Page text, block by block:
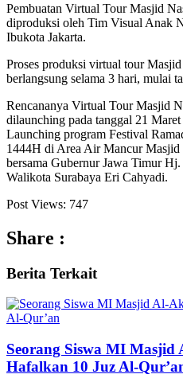
Pembuatan Virtual Tour Masjid
diproduksi oleh Tim Visual Anak
Ibukota Jakarta.
Proses produksi virtual tour
berlangsung selama 3 hari, mulai
Rencananya Virtual Tour Masjid
dilaunching pada tanggal 21
Launching program Festival
1444H di Area Air Mancur
bersama Gubernur Jawa Timur
Walikota Surabaya Eri Cahyadi.
Post Views: 747
Share :
Berita Terkait
Seorang Siswa MI
Hafalkan 10 Juz Al-